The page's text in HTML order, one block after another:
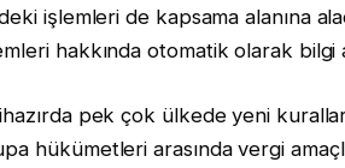
işlemleri de kapsama alanına
hakkında otomatik olarak bilgi
pek çok ülkede yeni
hükümetleri arasında vergi